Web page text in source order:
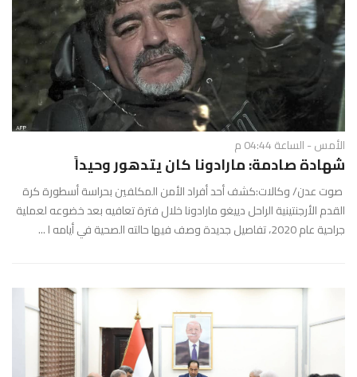
الأمس - الساعة 04:44 م
شهادة صادمة: مارادونا كان يتدهور وحيداً
صوت عدن/ وكالات:كشف أحد أفراد الأمن المكلفين بحراسة أسطورة كرة
القدم الأرجنتينية الراحل دييغو مارادونا خلال فترة تعافيه بعد خضوعه لعملية
جراحية عام 2020، تفاصيل جديدة وصف فيها حالته الصحية في أيامه ا ...